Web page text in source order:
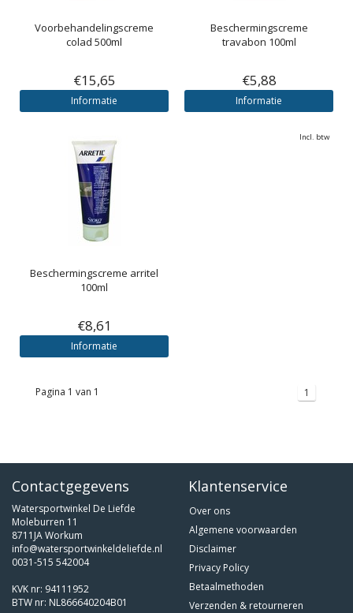
Voorbehandelingscreme
colad 500ml
€15,65
Informatie
Beschermingscreme
travabon 100ml
€5,88
Informatie
Beschermingscreme arritel
100ml
€8,61
Informatie
Incl. btw
Pagina 1 van 1 1
Contactgegevens
Watersportwinkel De Liefde
Moleburren 11
8711JA Workum
info@watersportwinkeldeliefde.nl
0031-515 542004
KVK nr: 94111952
BTW nr: NL866640204B01
Klantenservice
Over ons
Algemene voorwaarden
Disclaimer
Privacy Policy
Betaalmethoden
Verzenden & retourneren